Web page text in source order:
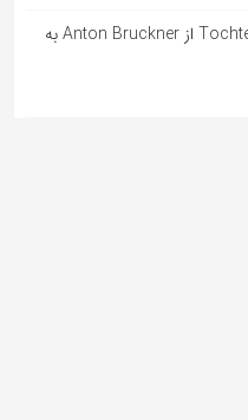
آهنگ آلمانی Tochterkomplex از Anton Bruckner به